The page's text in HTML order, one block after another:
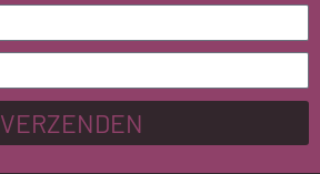
VERZENDEN